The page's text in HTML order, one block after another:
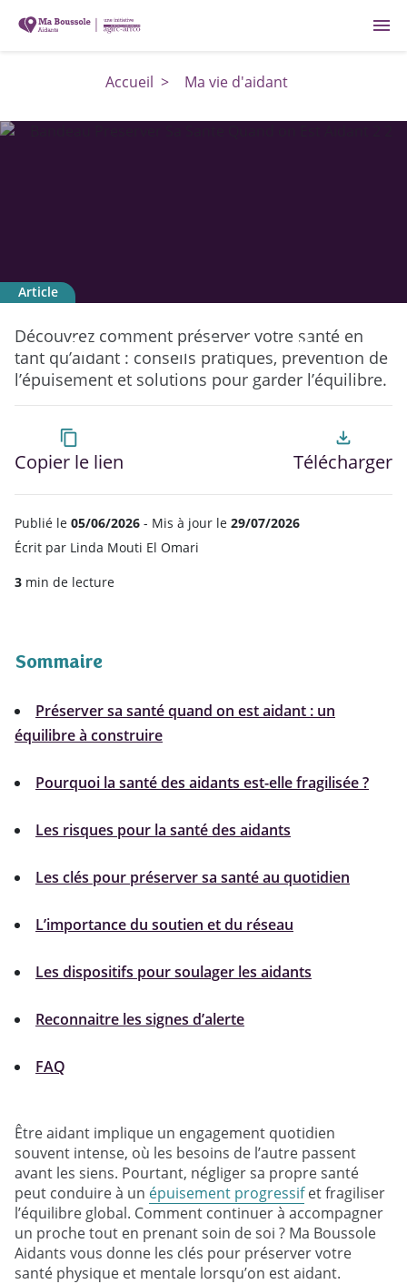
menu
Accueil > Ma vie d'aidant
aidant : conseils et solutions
Article
Découvrez comment préserver votre santé en
tant qu’aidant : conseils pratiques, prévention de
l’épuisement et solutions pour garder l’équilibre.
content_copy
Copier le lien
file_download
Télécharger
Publié le 05/06/2026 - Mis à jour le 29/07/2026
Écrit par Linda Mouti El Omari
3 min de lecture
Sommaire
Préserver sa santé quand on est aidant : un
équilibre à construire
Pourquoi la santé des aidants est-elle fragilisée ?
Les risques pour la santé des aidants
Les clés pour préserver sa santé au quotidien
L’importance du soutien et du réseau
Les dispositifs pour soulager les aidants
Reconnaitre les signes d’alerte
FAQ
Être aidant implique un engagement quotidien
souvent intense, où les besoins de l’autre passent
avant les siens. Pourtant, négliger sa propre santé
peut conduire à un épuisement progressifet fragiliser
l’équilibre global. Comment continuer à accompagner
un proche tout en prenant soin de soi ? Ma Boussole
Aidants vous donne les clés pour préserver votre
santé physique et mentale lorsqu’on est aidant.